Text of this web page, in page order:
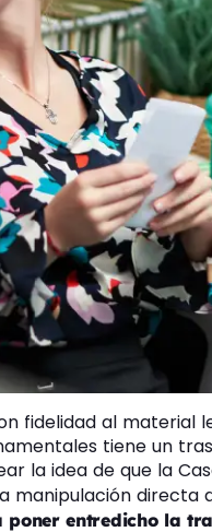
fidelidad al
tiene un
la idea de que la
manipulación directa
entredicho la